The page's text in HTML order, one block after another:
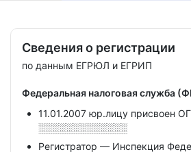
Сведения о регистрации
по данным ЕГРЮЛ и ЕГРИП
Федеральная налоговая служба
11.01.2007 юр.лицу присвоен
░░░░░░░░░░░░░
Регистратор — Инспекция